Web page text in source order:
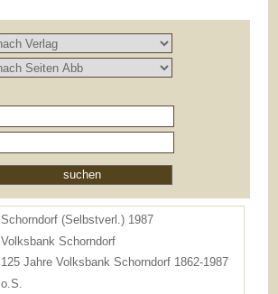
Schorndorf (Selbstverl.) 1987
Volksbank Schorndorf
125 Jahre Volksbank Schorndorf 1862-1987
o.S.